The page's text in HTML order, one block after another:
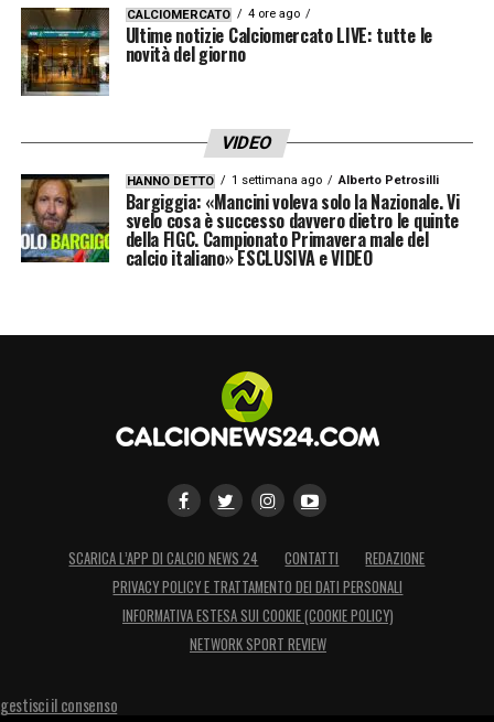
CALCIOMERCATO 4 ore ago
Ultime notizie Calciomercato LIVE: tutte le
novità del giorno
VIDEO
HANNO DETTO 1 settimana ago Alberto Petrosilli
Bargiggia: «Mancini voleva solo la Nazionale. Vi
svelo cosa è successo davvero dietro le quinte
della FIGC. Campionato Primavera male del
calcio italiano» ESCLUSIVA e VIDEO
SCARICA L’APP DI CALCIO NEWS 24 CONTATTI
REDAZIONE
PRIVACY POLICY E TRATTAMENTO DEI DATI PERSONALI
INFORMATIVA ESTESA SUI COOKIE (COOKIE POLICY)
NETWORK SPORT REVIEW
gestisci il consenso